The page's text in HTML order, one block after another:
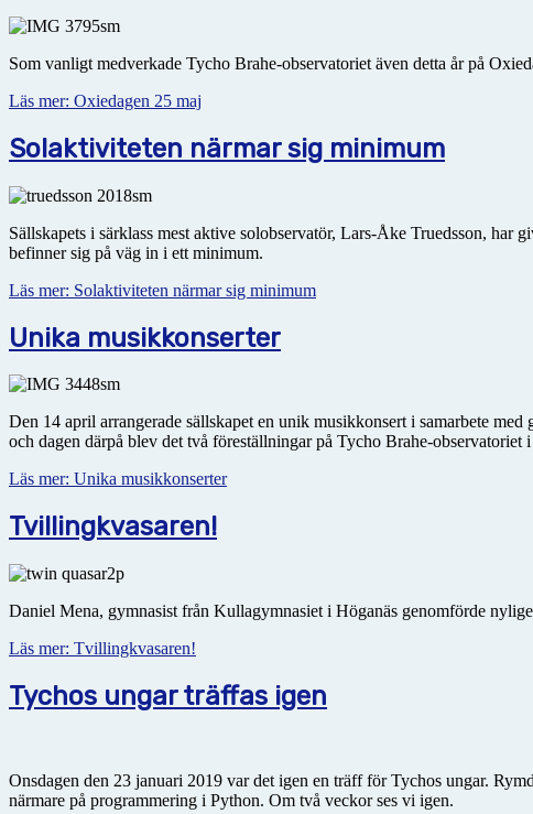
Som vanligt medverkade Tycho Brahe-observatoriet även detta år på
Läs mer: Oxiedagen 25 maj
Solaktiviteten närmar sig minimum
Sällskapets i särklass mest aktive solobservatör, Lars-Åke Truedsson, har
befinner sig på väg in i ett minimum.
Läs mer: Solaktiviteten närmar sig minimum
Unika musikkonserter
Den 14 april arrangerade sällskapet en unik musikkonsert i samarbete
och dagen därpå blev det två föreställningar på Tycho Brahe-observatoriet
Läs mer: Unika musikkonserter
Tvillingkvasaren!
Daniel Mena, gymnasist från Kullagymnasiet i Höganäs genomförde
Läs mer: Tvillingkvasaren!
Tychos ungar träffas igen
Onsdagen den 23 januari 2019 var det igen en träff för Tychos ungar.
närmare på programmering i Python. Om två veckor ses vi igen.